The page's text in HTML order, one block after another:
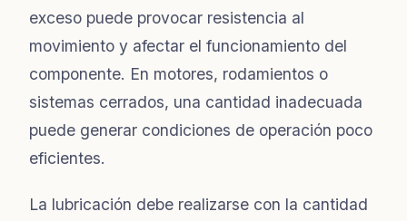
exceso puede provocar resistencia al
movimiento y afectar el funcionamiento del
componente. En motores, rodamientos o
sistemas cerrados, una cantidad inadecuada
puede generar condiciones de operación poco
eficientes.
La lubricación debe realizarse con la cantidad